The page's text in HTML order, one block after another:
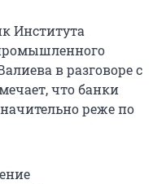
Института
в разговоре с
что банки
реже по